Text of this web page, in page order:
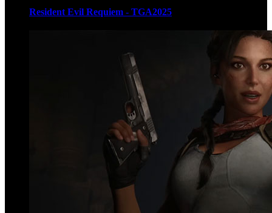
Resident Evil Requiem - TGA2025